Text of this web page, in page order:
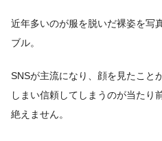
近年多いのが服を脱いだ裸姿を写
ブル。
SNSが主流になり、顔を見たこと
しまい信頼してしまうのが当たり
絶えません。